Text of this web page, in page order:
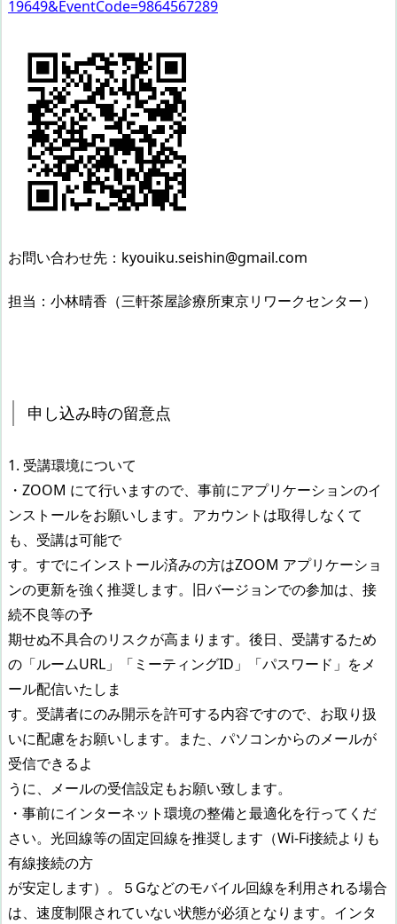
19649&EventCode=9864567289
お問い合わせ先：kyouiku.seishin@gmail.com
担当：小林晴香（三軒茶屋診療所東京リワークセンター）
申し込み時の留意点
1. 受講環境について
・ZOOM にて行いますので、事前にアプリケーションのイ
ンストールをお願いします。アカウントは取得しなくて
も、受講は可能で
す。すでにインストール済みの方はZOOM アプリケーショ
ンの更新を強く推奨します。旧バージョンでの参加は、接
続不良等の予
期せぬ不具合のリスクが高まります。後日、受講するため
の「ルームURL」「ミーティングID」「パスワード」をメ
ール配信いたしま
す。受講者にのみ開示を許可する内容ですので、お取り扱
いに配慮をお願いします。また、パソコンからのメールが
受信できるよ
うに、メールの受信設定もお願い致します。
・事前にインターネット環境の整備と最適化を行ってくだ
さい。光回線等の固定回線を推奨します（Wi-Fi接続よりも
有線接続の方
が安定します）。５Gなどのモバイル回線を利用される場合
は、速度制限されていない状態が必須となります。インタ